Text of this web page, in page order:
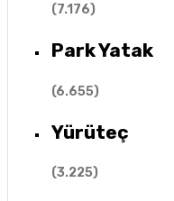
(7.176)
Park Yatak
(6.655)
Yürüteç
(3.225)